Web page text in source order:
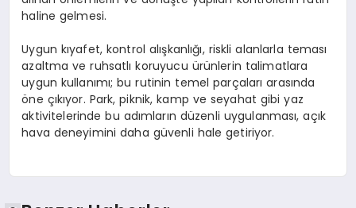
haline gelmesi.
Uygun kıyafet, kontrol alışkanlığı, riskli alanlarla teması
azaltma ve ruhsatlı koruyucu ürünlerin talimatlara
uygun kullanımı; bu rutinin temel parçaları arasında
öne çıkıyor. Park, piknik, kamp ve seyahat gibi yaz
aktivitelerinde bu adımların düzenli uygulanması, açık
hava deneyimini daha güvenli hale getiriyor.